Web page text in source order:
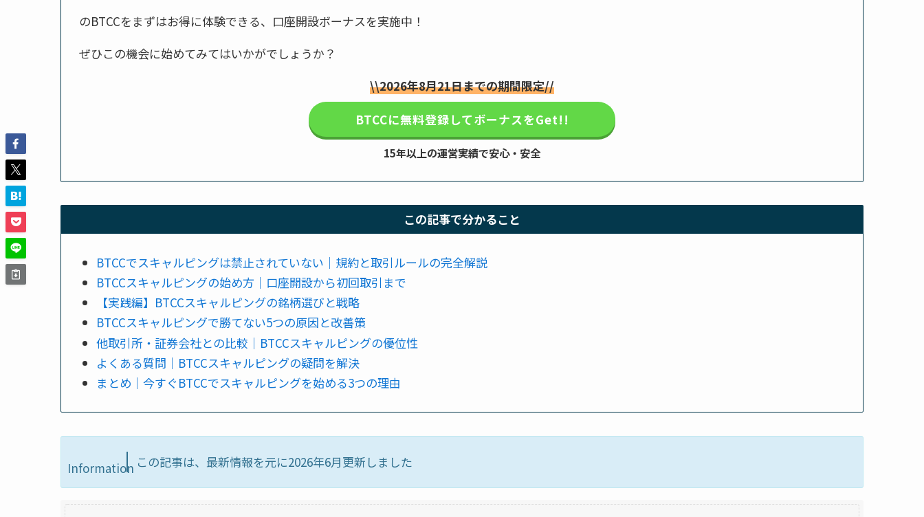
のBTCCをまずはお得に体験できる、口座開設ボーナスを実施中！
ぜひこの機会に始めてみてはいかがでしょうか？
\\2026年8月21日までの期間限定//
BTCCに無料登録してボーナスをGet!!
15年以上の運営実績で安心・安全
この記事で分かること
BTCCでスキャルピングは禁止されていない｜規約と取引ルールの完全解説
BTCCスキャルピングの始め方｜口座開設から初回取引まで
【実践編】BTCCスキャルピングの銘柄選びと戦略
BTCCスキャルピングで勝てない5つの原因と改善策
他取引所・証券会社との比較｜BTCCスキャルピングの優位性
よくある質問｜BTCCスキャルピングの疑問を解決
まとめ｜今すぐBTCCでスキャルピングを始める3つの理由
Information この記事は、最新情報を元に2026年6月更新しました